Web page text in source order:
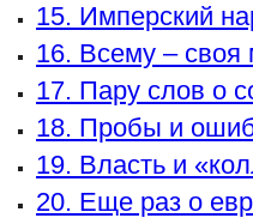
15. Имперский
16. Всему – своя
17. Пару слов о
18. Пробы и
19. Власть и
20. Еще раз о